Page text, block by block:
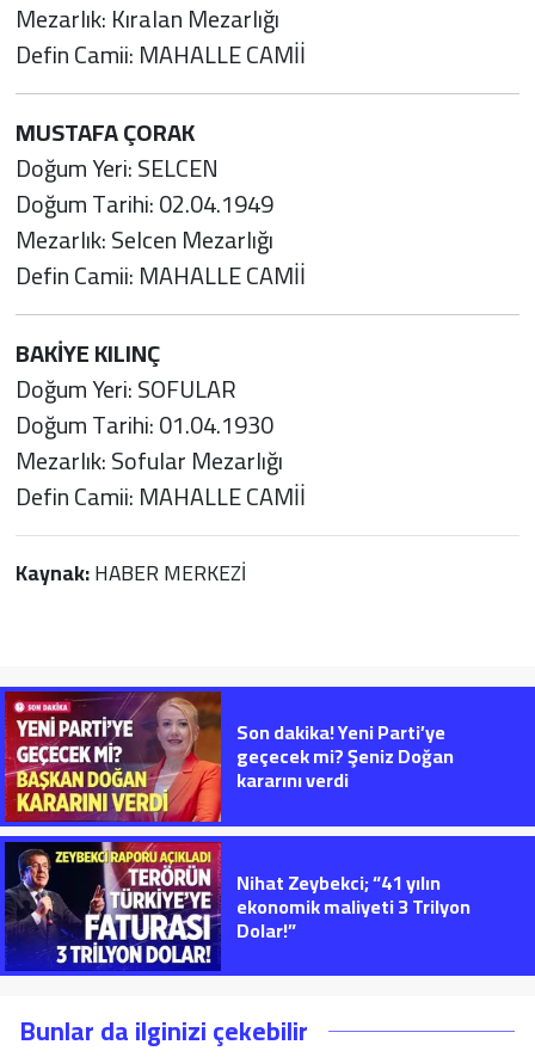
Mezarlık: Kıralan Mezarlığı
Defin Camii: MAHALLE CAMİİ
MUSTAFA ÇORAK
Doğum Yeri: SELCEN
Doğum Tarihi: 02.04.1949
Mezarlık: Selcen Mezarlığı
Defin Camii: MAHALLE CAMİİ
BAKİYE KILINÇ
Doğum Yeri: SOFULAR
Doğum Tarihi: 01.04.1930
Mezarlık: Sofular Mezarlığı
Defin Camii: MAHALLE CAMİİ
Kaynak:HABER MERKEZİ
Son dakika! Yeni Parti’ye
geçecek mi? Şeniz Doğan
kararını verdi
Nihat Zeybekci; “41 yılın
ekonomik maliyeti 3 Trilyon
Dolar!”
Bunlar da ilginizi çekebilir